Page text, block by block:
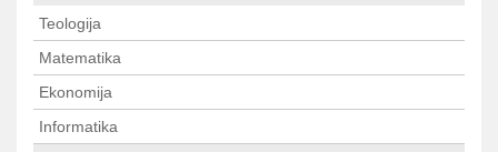
Teologija
Matematika
Ekonomija
Informatika